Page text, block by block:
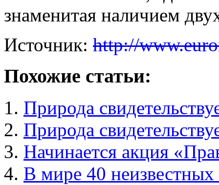
знаменитая наличием
Источник: http://
Похожие статьи:
Природа
Природа
Начинается акция
В мире 40 неизвестных